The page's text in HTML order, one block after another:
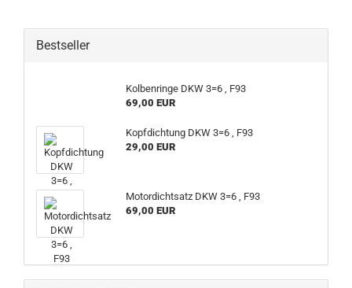
Bestseller
Kolbenringe DKW 3=6 , F93
69,00 EUR
Kopfdichtung DKW 3=6 , F93
29,00 EUR
Motordichtsatz DKW 3=6 , F93
69,00 EUR